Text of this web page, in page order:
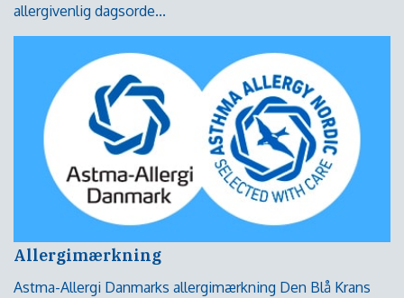
allergivenlig dagsorde...
Allergimærkning
Astma-Allergi Danmarks allergimærkning Den Blå Krans